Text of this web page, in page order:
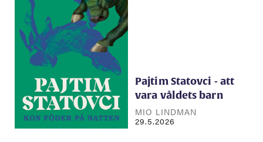
Pajtim Statovci - att
vara våldets barn
MIO LINDMAN
29.5.2026